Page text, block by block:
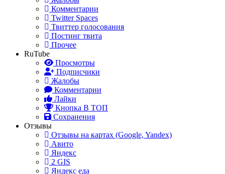
Комментарии
Twitter Spaces
Твиттер голосования
Постинг твита
Прочее
RuTube
Просмотры
Подписчики
Жалобы
Комментарии
Лайки
Кнопка В ТОП
Сохранения
Отзывы
Отзывы на картах (Google, Yandex)
Авито
Яндекс
2 GIS
Яндекс еда